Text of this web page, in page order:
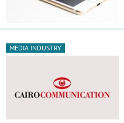
MEDIA INDUSTRY